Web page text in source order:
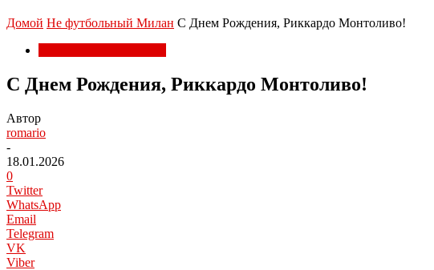
Домой Не футбольный Милан С Днем Рождения, Риккардо Монтоливо!
С Днем Рождения, Риккардо Монтоливо!
Автор
romario
-
18.01.2026
0
Twitter
WhatsApp
Email
Telegram
VK
Viber